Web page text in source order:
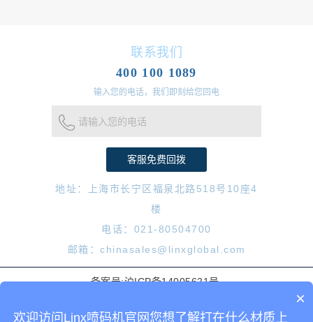
联系我们
400 100 1089
输入您的电话，我们即刻给您回电
请输入您的电话
地址：上海市长宁区福泉北路518号10座4
楼
电话：021-80504700
邮箱：chinasales@linxglobal.com
备案号:沪ICP备14005621号
网站地图
×
欢迎访问Linx喷码机官网您想了解打在什么材质上